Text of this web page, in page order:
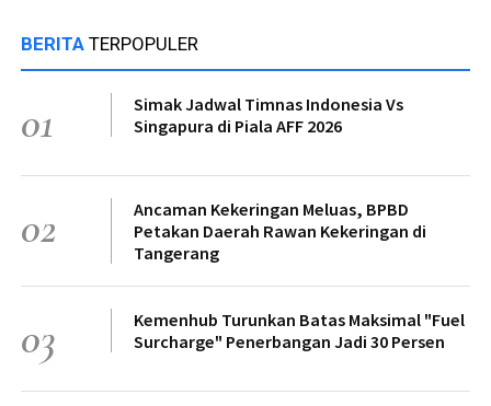
BERITA TERPOPULER
01
Simak Jadwal Timnas Indonesia Vs
Singapura di Piala AFF 2026
02
Ancaman Kekeringan Meluas, BPBD
Petakan Daerah Rawan Kekeringan di
Tangerang
03
Kemenhub Turunkan Batas Maksimal "Fuel
Surcharge" Penerbangan Jadi 30 Persen